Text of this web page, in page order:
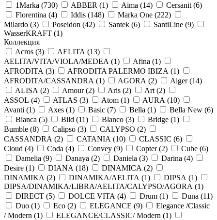
1Marka (730) ABBER (1) Aima (14) Cersanit (6)
Florentina (4) Iddis (148) Marka One (222)
Milardo (3) Poseidon (42) Santek (6) SantiLine (9)
WasserKRAFT (1)
Коллекция
Acros (3) AELITA (13)
AELITA/VITA/VIOLA/MEDEA (1) Afina (1)
AFRODITA (3) AFRODITA PALERMO IBIZA (1)
AFRODITA/CASSANDRA (1) AGORA (2) Aiger (14)
ALISA (2) Amour (2) Aris (2) Art (2)
ASSOL (4) ATLAS (3) Atom (1) AURA (10)
Avanti (1) Axes (1) Basic (7) Bella (1) Bella New (6)
Bianca (5) Bild (11) Blanco (3) Bridge (1)
Bumble (8) Calipso (3) CALYPSO (2)
CASSANDRA (2) CATANIA (10) CLASSIC (6)
Cloud (4) Coda (4) Convey (9) Copter (2) Cube (6)
Damelia (9) Danaya (2) Daniela (3) Darina (4)
Desire (1) DIANA (18) DINAMICA (2)
DINAMIKA (2) DINAMIKA/AELITA (1) DIPSA (1)
DIPSA/DINAMIKA/LIBRA/AELITA/CALYPSO/AGORA (1)
DIRECT (5) DOLCE VITA (4) Drum (1) Duna (11)
Duo (1) Eco (2) ELEGANCE (9)
Elegance /Classic
/ Modern (1) ELEGANCE/CLASSIC/ Modern (1)